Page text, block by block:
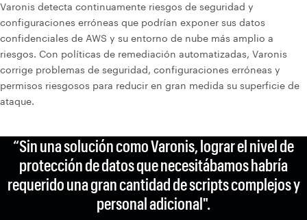
Varonis detecta continuamente riesgos de seguridad y
configuraciones erróneas que podrían exponer sus datos
confidenciales de AWS y su entorno de nube más amplio a
riesgos. Con políticas de remediación automatizadas, Varonis
corrige problemas de seguridad, configuraciones erróneas y
permisos riesgosos para reducir en gran medida su superficie de
ataque.
“Sin una solución como Varonis, lograr el nivel de
protección de datos que necesitábamos habría
requerido una gran cantidad de scripts complejos y
personal adicional".